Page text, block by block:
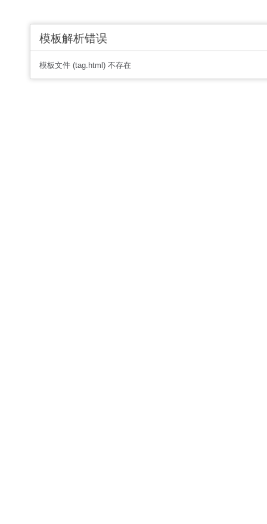
模板解析错误
模板文件 (tag.html) 不存在